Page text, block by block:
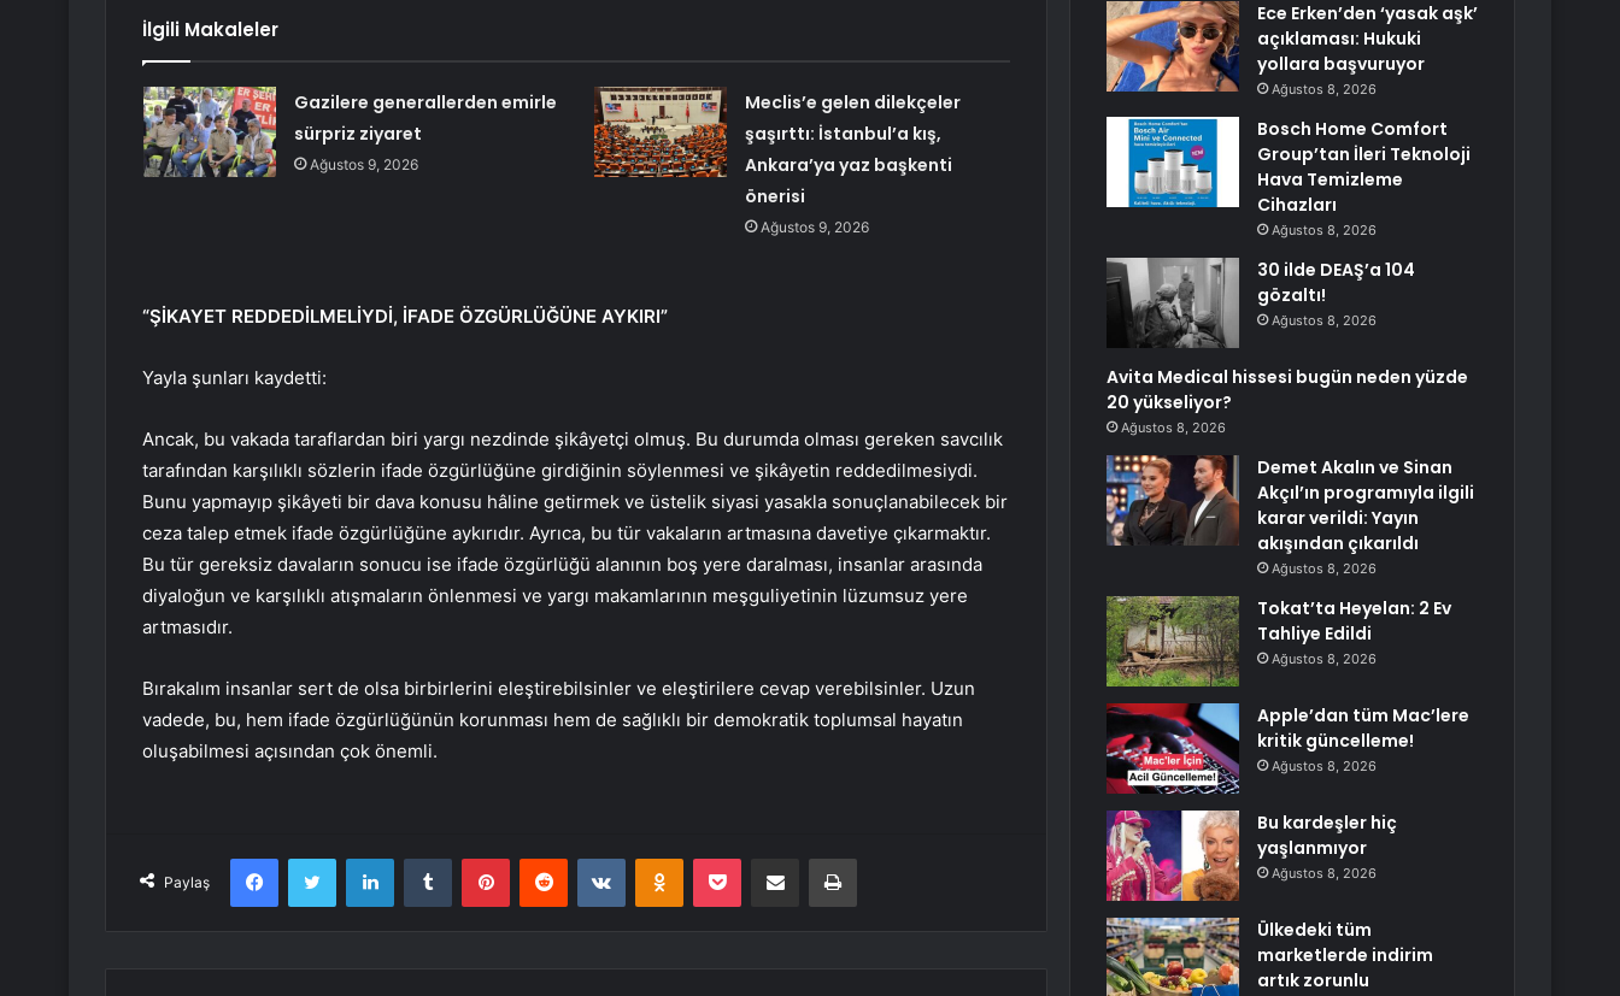
İlgili Makaleler
Gazilere generallerden emirle
sürpriz ziyaret
Ağustos 9, 2026
Meclis’e gelen dilekçeler
şaşırttı: İstanbul’a kış,
Ankara’ya yaz başkenti
önerisi
Ağustos 9, 2026
“ŞİKAYET REDDEDİLMELİYDİ, İFADE ÖZGÜRLÜĞÜNE AYKIRI”
Yayla şunları kaydetti:
Ancak, bu vakada taraflardan biri yargı nezdinde şikâyetçi olmuş. Bu durumda olması gereken savcılık
tarafından karşılıklı sözlerin ifade özgürlüğüne girdiğinin söylenmesi ve şikâyetin reddedilmesiydi.
Bunu yapmayıp şikâyeti bir dava konusu hâline getirmek ve üstelik siyasi yasakla sonuçlanabilecek bir
ceza talep etmek ifade özgürlüğüne aykırıdır. Ayrıca, bu tür vakaların artmasına davetiye çıkarmaktır.
Bu tür gereksiz davaların sonucu ise ifade özgürlüğü alanının boş yere daralması, insanlar arasında
diyaloğun ve karşılıklı atışmaların önlenmesi ve yargı makamlarının meşguliyetinin lüzumsuz yere
artmasıdır.
Bırakalım insanlar sert de olsa birbirlerini eleştirebilsinler ve eleştirilere cevap verebilsinler. Uzun
vadede, bu, hem ifade özgürlüğünün korunması hem de sağlıklı bir demokratik toplumsal hayatın
oluşabilmesi açısından çok önemli.
Paylaş
FacebookTwitter LinkedInTumblr PinterestReddit VKontakteOdnoklassniki
Pocket E-Posta ile paylaş Yazdır
Ece Erken’den ‘yasak aşk’
açıklaması: Hukuki
yollara başvuruyor
Ağustos 8, 2026
Bosch Home Comfort
Group’tan İleri Teknoloji
Hava Temizleme
Cihazları
Ağustos 8, 2026
30 ilde DEAŞ’a 104
gözaltı!
Ağustos 8, 2026
Avita Medical hissesi bugün neden yüzde
20 yükseliyor?
Ağustos 8, 2026
Demet Akalın ve Sinan
Akçıl’ın programıyla ilgili
karar verildi: Yayın
akışından çıkarıldı
Ağustos 8, 2026
Tokat’ta Heyelan: 2 Ev
Tahliye Edildi
Ağustos 8, 2026
Apple’dan tüm Mac’lere
kritik güncelleme!
Ağustos 8, 2026
Bu kardeşler hiç
yaşlanmıyor
Ağustos 8, 2026
Ülkedeki tüm
marketlerde indirim
artık zorunlu